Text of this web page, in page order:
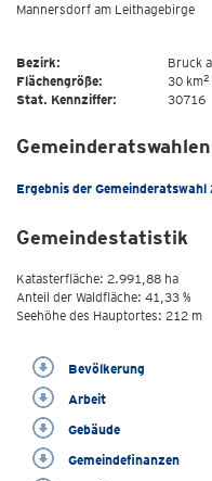
Mannersdorf am Leithagebirge
Bezirk:
Bruck
Flächengröße:
30 km2
Stat. Kennziffer: 30716
Gemeinderatswahlen
Ergebnis der
Gemeindestatistik
Katasterfläche: 2.991,88 ha
Anteil der Waldfläche: 41,33 %
Seehöhe des Hauptortes: 212 m
Bevölkerung
Arbeit
Gebäude
Gemeindefinanzen